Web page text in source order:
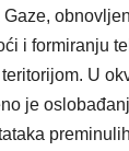
i formiranju
U
je